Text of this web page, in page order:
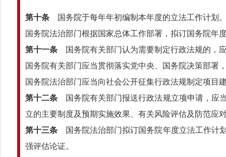
第十条 国务院于每年年初编制本年度的立法工作计划
国务院法治部门根据国家总体工作部署，拟订国务院年
第十一条 国务院有关部门认为需要制定行政法规的，
国务院有关部门应当贯彻落实党中央、国务院决策部署
国务院法治部门应当向社会公开征集行政法规制定项目
第十二条 国务院有关部门报送行政法规立项申请，应
立的主要制度及预期实施效果、有关风险评估及防范应
第十三条 国务院法治部门拟订国务院年度立法工作计
强评估论证。